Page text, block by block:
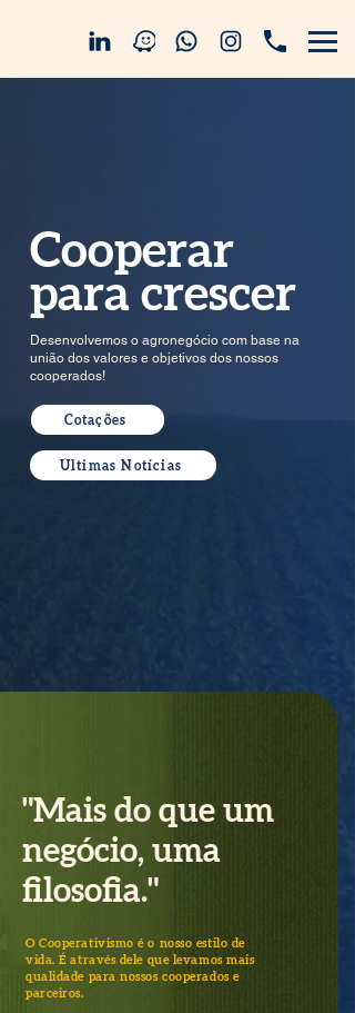
Cooperar
para crescer
Desenvolvemos o agronegócio com base na
união dos valores e objetivos dos nossos
cooperados!
Cotações
Últimas Notícias
"Mais do que um
negócio, uma
filosofia."
O Cooperativismo é o nosso estilo de
vida. É através dele que levamos mais
qualidade para nossos cooperados e
parceiros.